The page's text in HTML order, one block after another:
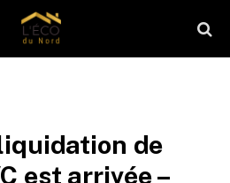
de
est arrivée –